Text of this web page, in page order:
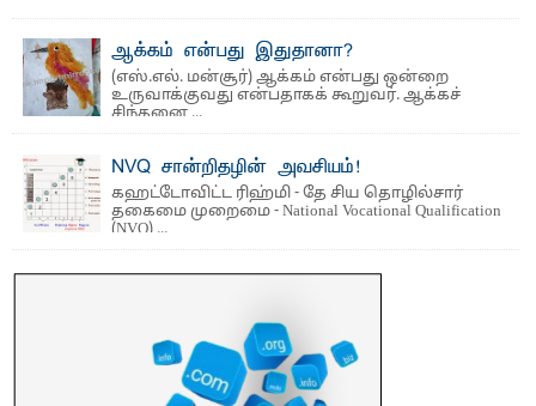
மற்றும் சிறப்புப் பரிசுகள்
எம்.வை. அமீர்- ஒ லுவிலில் அமைந்துள்ள தென்கிழக்குப்
பல்கலைக்கழகத்தின் 18ஆவது பொதுப் பட்டமளிப்பு விழா ...
ஆக்கம் என்பது இதுதானா?
(எஸ்.எல். மன்சூர்) ஆக்கம் என்பது ஒன்றை
உருவாக்குவது என்பதாகக் கூறுவர். ஆக்கச்
சிந்தனை ...
NVQ சான்றிதழின் அவசியம்!
கஹட்டோவிட்ட ரிஹ்மி - தே சிய தொழில்சார்
தகைமை முறைமை - National Vocational Qualification
(NVQ) ...